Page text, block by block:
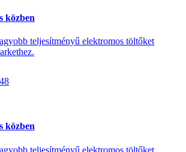
közben
teljesítményű elektromos töltőket
közben
teljesítményű elektromos töltőket